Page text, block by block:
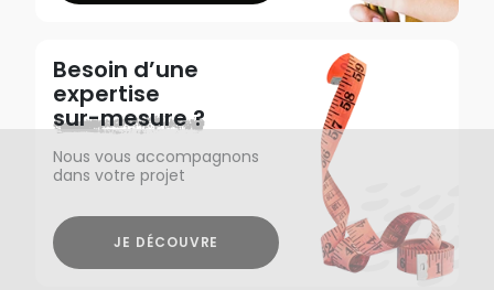
Besoin d’une
expertise
sur-mesure ?
Nous vous accompagnons
dans votre projet
JE DÉCOUVRE